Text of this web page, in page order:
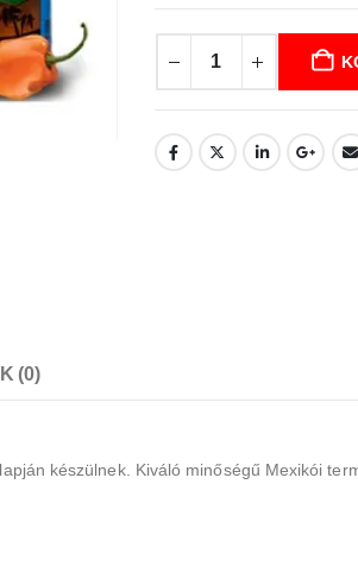
(0)
készülnek. Kiváló minőségű Mexikói